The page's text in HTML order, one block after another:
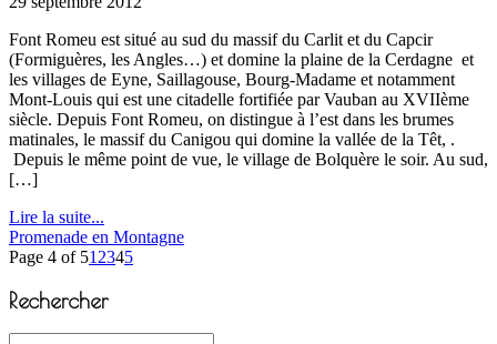
Font Romeu est situé au sud du massif du Carlit et du Capcir
(Formiguères, les Angles…) et domine la plaine de la Cerdagne et
les villages de Eyne, Saillagouse, Bourg-Madame et notamment
Mont-Louis qui est une citadelle fortifiée par Vauban au XVIIème
siècle. Depuis Font Romeu, on distingue à l’est dans les brumes
matinales, le massif du Canigou qui domine la vallée de la Têt, .
Depuis le même point de vue, le village de Bolquère le soir. Au sud,
[…]
Lire la suite...
Promenade en Montagne
Page 4 of 51 2345
Rechercher